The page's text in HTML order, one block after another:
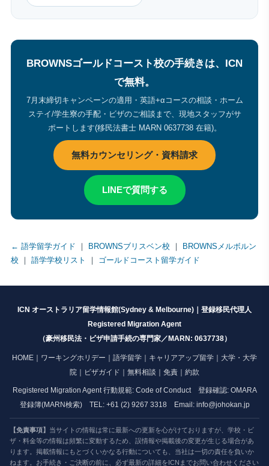
BROWNSゴールドコースト校の手続きは、ICN
で無料。
7月末締切キャンペーンの適用・英語+αコースの相談・ホーム
ステイ/学生寮の手配・ビザのご相談まで、現地スタッフがサ
ポートします(移民法書士 MARN 0637738 在籍)。
無料カウンセリング・資料請求
LINEで質問する
← 語学留学ガイド BROWNSブリスベン校
BROWNSメルボルン
校
語学学校リスト ゴールドコースト留学ガイド
ICN オーストラリア留学情報館(Sydney & Melbourne)｜登録移民代理人
Registered Migration Agent
（豪州移民法・ビザ申請手続の専門家／MARN: 0637738）
HOME ワーキングホリデー 語学留学 キャリアアップ留学
大学・大学
院
ビザガイド 無料相談 免責 約款
Registered Migration Agent 行動規範: Code of Conduct登録確認: OMARA
登録簿(MARN検索)TEL: +61 (2) 9267 3318 Email: info@johokan.jp
【免責事項】 当サイトの情報は常に最新への更新を心がけておりますが、学校・ビ
ザ・料金等の情報は頻繁に変動するため、誤情報や掲載後の変更が生じる場合があ
ります。掲載情報にもとづくいかなる行動についても、当社は一切の責任を負いか
ねます。お手続き・ご決断の前に、必ず最新の詳細をICNまでお問い合わせください